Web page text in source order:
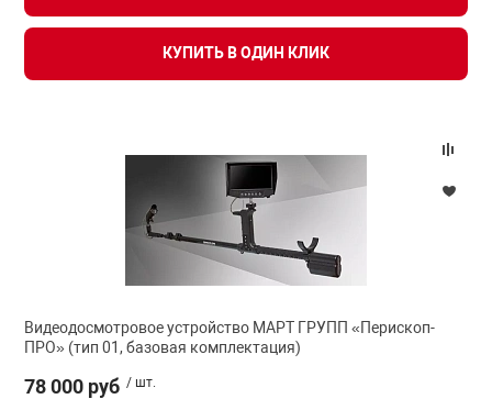
КУПИТЬ В ОДИН КЛИК
Видеодосмотровое устройство МАРТ ГРУПП «Перископ-
ПРО» (тип 01, базовая комплектация)
78 000 руб / шт.